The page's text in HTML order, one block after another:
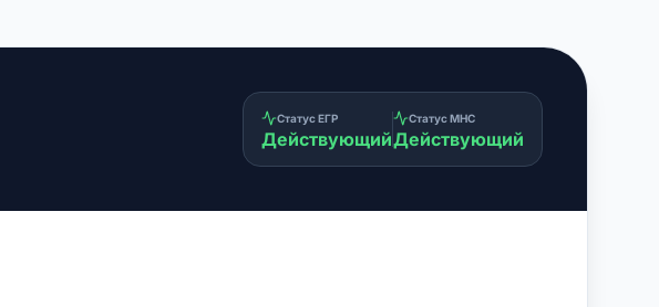
Статус ЕГР
Действующий
Статус МНС
Действующий